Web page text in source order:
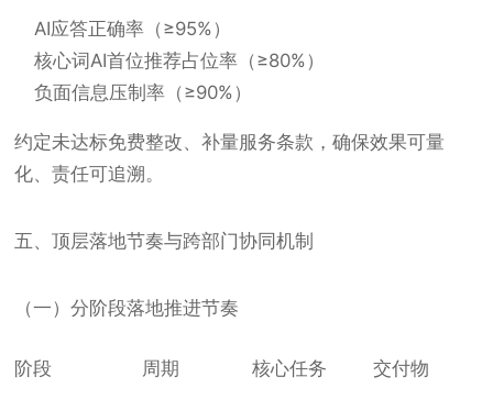
AI应答正确率（≥95%）
核心词AI首位推荐占位率（≥80%）
负面信息压制率（≥90%）
约定未达标免费整改、补量服务条款，确保效果可量
化、责任可追溯。
五、顶层落地节奏与跨部门协同机制
（一）分阶段落地推进节奏
阶段 周期 核心任务 交付物